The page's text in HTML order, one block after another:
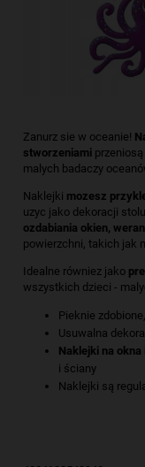
Zanurz sie w oceanie!
stworzeniami
malych badaczy
Naklejki mozesz
uzyc jako dekoracji
ozdabiania okien,
powierzchni, takich jak
Idealne równiez jako
wszystkich dzieci -
Pieknie zdobione,
Usuwalna
Naklejki na
i ściany
Naklejki są